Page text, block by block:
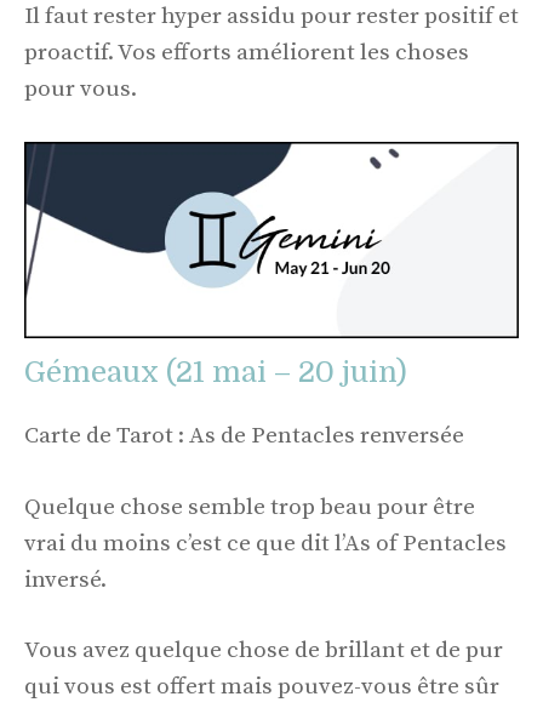
Il faut rester hyper assidu pour rester positif et
proactif. Vos efforts améliorent les choses
pour vous.
Gémeaux (21 mai – 20 juin)
Carte de Tarot : As de Pentacles renversée
Quelque chose semble trop beau pour être
vrai du moins c’est ce que dit l’As of Pentacles
inversé.
Vous avez quelque chose de brillant et de pur
qui vous est offert mais pouvez-vous être sûr